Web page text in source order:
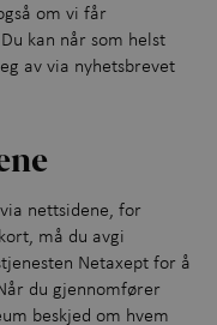
om vi får
kan når som helst
av via nyhetsbrevet
nettsidene, for
må du avgi
Netaxept for å
du gjennomfører
beskjed om hvem